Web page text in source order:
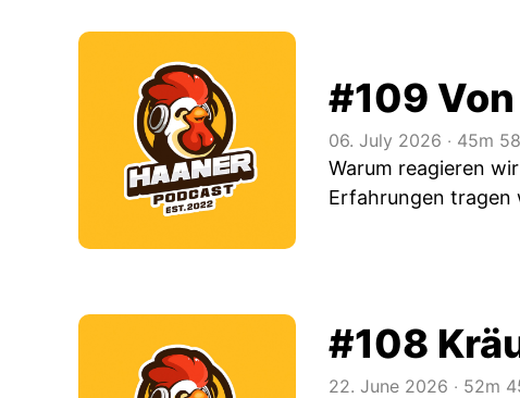
#109
06. July 2026 ‧ 45m
Warum reagieren
Erfahrungen tragen
#108
22. June 2026 ‧ 52m